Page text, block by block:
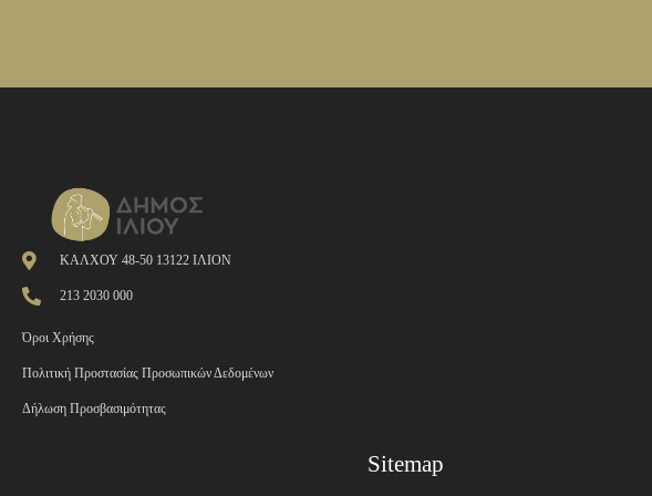
ΚΑΛΧΟΥ 48-50 13122 ΙΛΙΟΝ
213 2030 000
Όροι Χρήσης
Πολιτική Προστασίας Προσωπικών Δεδομένων
Δήλωση Προσβασιμότητας
Sitemap